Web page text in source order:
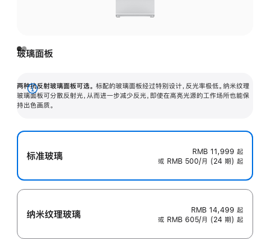
玻璃面板
两种抗反射玻璃面板可选。 标配的玻璃面板经过特别设计，反光率极低。纳米纹理
玻璃面板可分散反射光，从而进一步减少反光，即使在高亮光源的工作场所也能保
持出色画质。
展
开
标准玻璃 RMB 11,999 起
或 RMB 500/月 (24 期) 起
纳米纹理玻璃 RMB 14,499 起
或 RMB 605/月 (24 期) 起